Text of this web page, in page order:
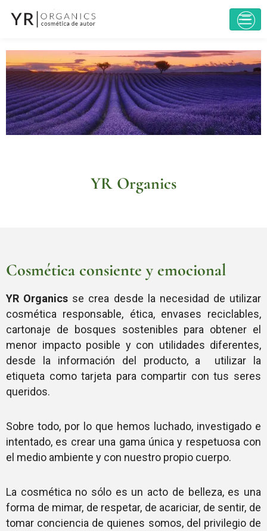
YR Organics
Cosmética consiente y emocional
YR Organics se crea desde la necesidad de utilizar
cosmética responsable, ética, envases reciclables,
cartonaje de bosques sostenibles para obtener el
menor impacto posible y con utilidades diferentes,
desde la información del producto, a utilizar la
etiqueta como tarjeta para compartir con tus seres
queridos.
Sobre todo, por lo que hemos luchado, investigado e
intentado, es crear una gama única y respetuosa con
el medio ambiente y con nuestro propio cuerpo.
La cosmética no sólo es un acto de belleza, es una
forma de mimar, de respetar, de acariciar, de sentir, de
tomar conciencia de quienes somos, del privilegio de